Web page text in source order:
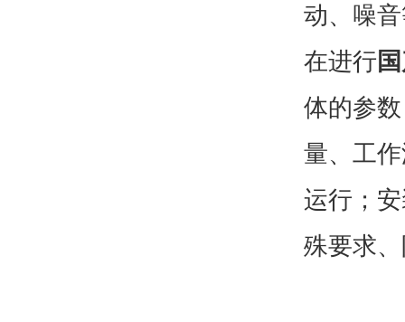
动、噪
在进行
体的参
量、工
运行；
殊要求